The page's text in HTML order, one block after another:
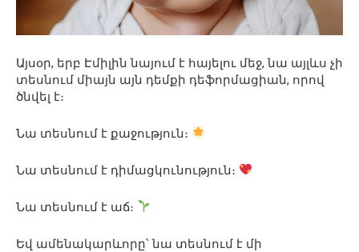
Այսօր, երբ Էմիլին նայում է հայելու մեջ, նա այլևս չի
տեսնում միայն այն դեմքի դեֆորմացիան, որով
ծնվել է։
Նա տեսնում է քաջություն։
Նա տեսնում է դիմացկունություն։
Նա տեսնում է աճ։
Եվ ամենակարևորը՝ նա տեսնում է մի